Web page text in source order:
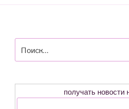
получать новости